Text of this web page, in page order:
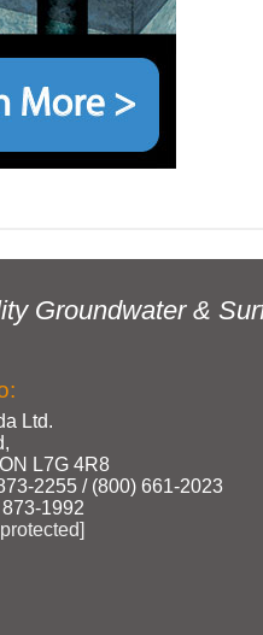
Groundwater &
Ltd.
L7G 4R8
/ (800) 661‑2023